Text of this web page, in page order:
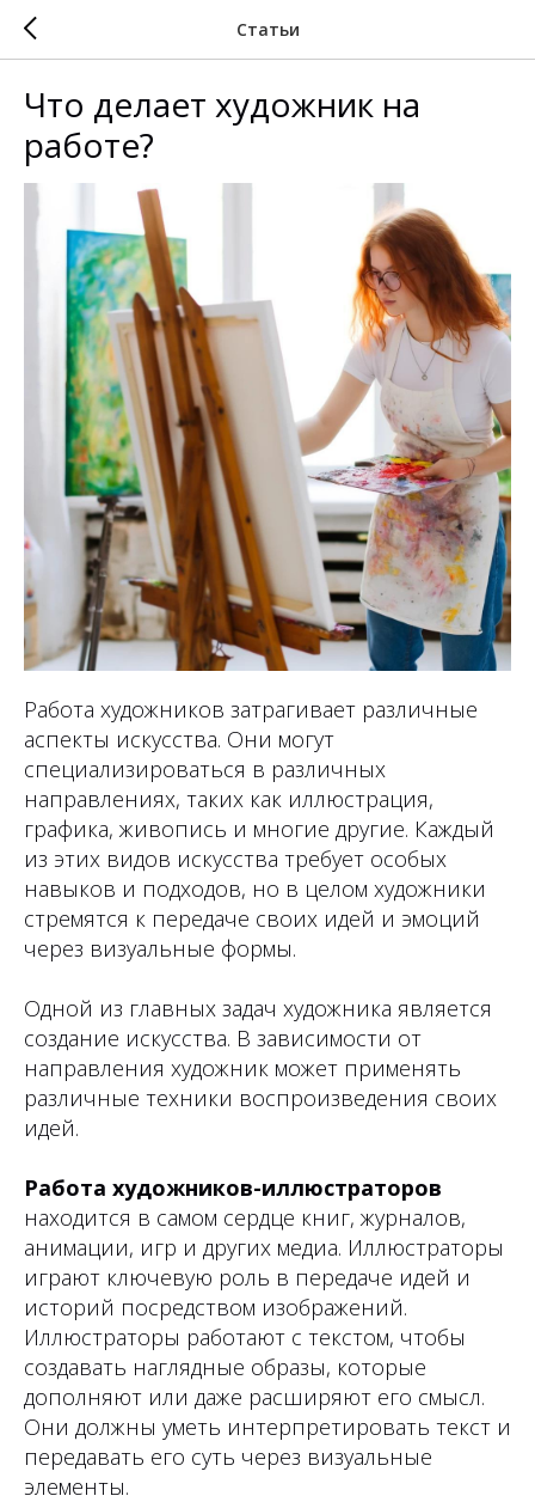
Статьи
Что делает художник на
работе?
Работа художников затрагивает различные
аспекты искусства. Они могут
специализироваться в различных
направлениях, таких как иллюстрация,
графика, живопись и многие другие. Каждый
из этих видов искусства требует особых
навыков и подходов, но в целом художники
стремятся к передаче своих идей и эмоций
через визуальные формы.
Одной из главных задач художника является
создание искусства. В зависимости от
направления художник может применять
различные техники воспроизведения своих
идей.
Работа художников-иллюстраторов
находится в самом сердце книг, журналов,
анимации, игр и других медиа. Иллюстраторы
играют ключевую роль в передаче идей и
историй посредством изображений.
Иллюстраторы работают с текстом, чтобы
создавать наглядные образы, которые
дополняют или даже расширяют его смысл.
Они должны уметь интерпретировать текст и
передавать его суть через визуальные
элементы.